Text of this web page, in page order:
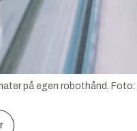
på egen robothånd. Foto: